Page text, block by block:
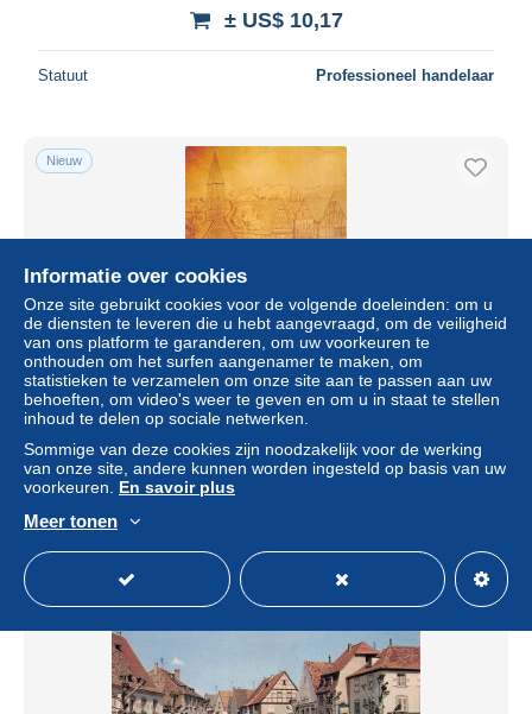
± US$ 10,17
Statuut Professioneel handelaar
Nieuw
67-HAGUENAU-COSTUMES DE VENDENHEIM-
N°2026-C/0161
± US$ 6,94
Statuut
Nieuw
Informatie over cookies
Onze site gebruikt cookies voor de volgende doeleinden: om u
de diensten te leveren die u hebt aangevraagd, om de veiligheid
van ons platform te garanderen, om uw voorkeuren te
onthouden om het surfen aangenamer te maken, om
statistieken te verzamelen om onze site aan te passen aan uw
behoeften, om video's weer te geven en om u in staat te stellen
inhoud te delen op sociale netwerken.
Sommige van deze cookies zijn noodzakelijk voor de werking
van onze site, andere kunnen worden ingesteld op basis van uw
voorkeuren. En savoir plus
Meer tonen